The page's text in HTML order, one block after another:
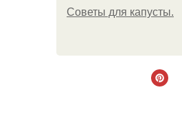
Советы для капусты.